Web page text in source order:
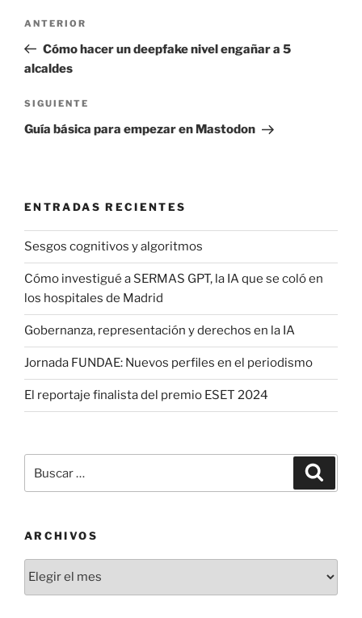
entradas
Entrada
anterior:
ANTERIOR
Cómo hacer un deepfake nivel engañar a 5
alcaldes
Siguiente
entrada
SIGUIENTE
Guía básica para empezar en Mastodon
ENTRADAS RECIENTES
Sesgos cognitivos y algoritmos
Cómo investigué a SERMAS GPT, la IA que se coló en
los hospitales de Madrid
Gobernanza, representación y derechos en la IA
Jornada FUNDAE: Nuevos perfiles en el periodismo
El reportaje finalista del premio ESET 2024
por:
ARCHIVOS